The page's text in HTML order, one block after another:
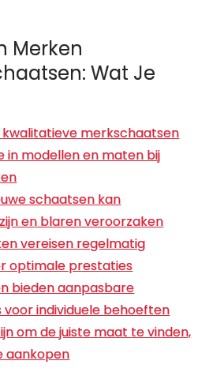
Merken
Wat Je
kwalitatieve merkschaatsen
in modellen en maten bij
schaatsen kan
en blaren veroorzaken
vereisen regelmatig
optimale prestaties
bieden aanpasbare
individuele behoeften
om de juiste maat te vinden,
aankopen